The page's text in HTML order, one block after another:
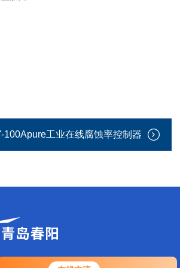
100Apure工业在线腐蚀率控制器